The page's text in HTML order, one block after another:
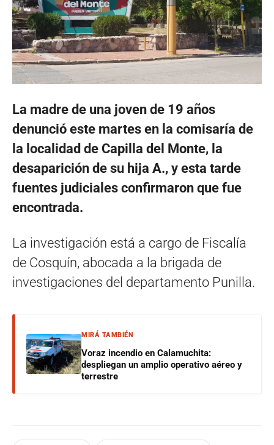
La madre de una joven de 19 años
denunció este martes en la comisaría de
la localidad de Capilla del Monte, la
desaparición de su hija A., y esta tarde
fuentes judiciales confirmaron que fue
encontrada.
La investigación está a cargo de Fiscalía
de Cosquín, abocada a la brigada de
investigaciones del departamento Punilla.
MIRÁ TAMBIÉN
Voraz incendio en Calamuchita:
despliegan un amplio operativo aéreo y
terrestre